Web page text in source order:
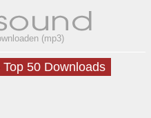
(mp3)
Top 50 Downloads